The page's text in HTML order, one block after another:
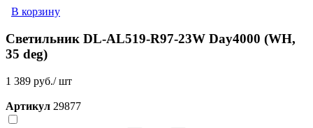
В корзину
Светильник DL-AL519-R97-23W Day4000 (WH,
35 deg)
1 389 руб./ шт
Артикул 29877